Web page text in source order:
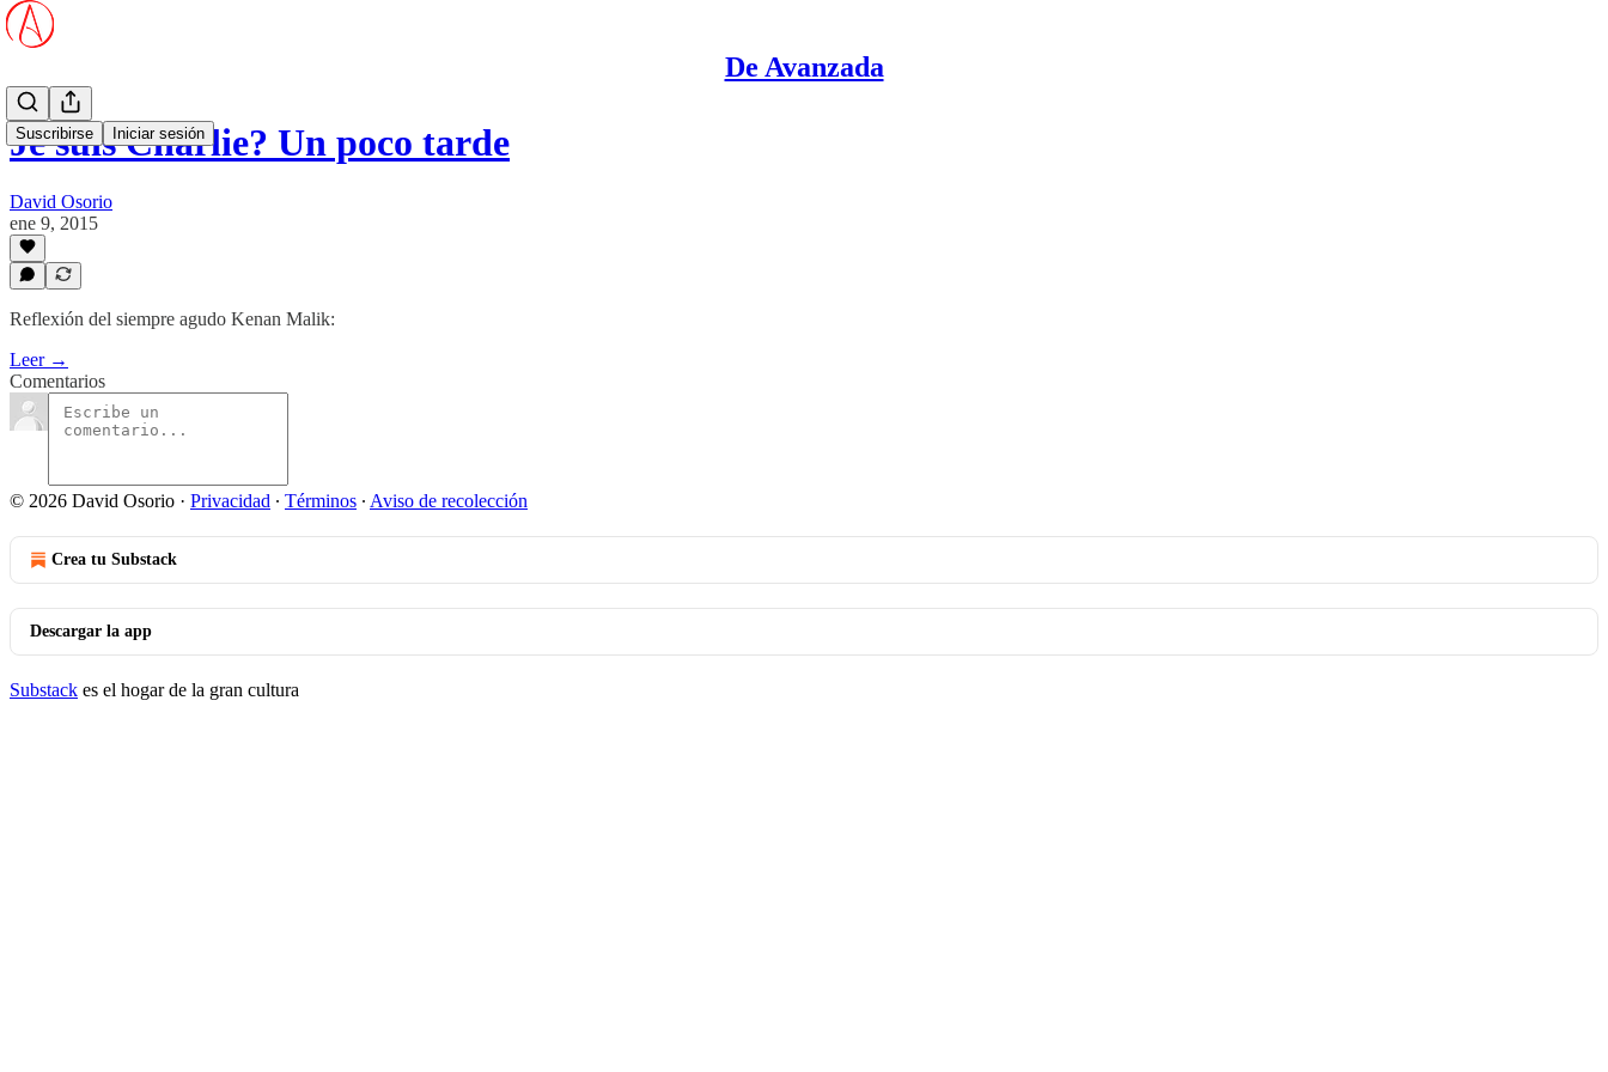
De Avanzada
Suscribirse Iniciar sesión
Je suis Charlie? Un poco tarde
David Osorio
ene 9, 2015
Reflexión del siempre agudo Kenan Malik:
Leer →
Comentarios
© 2026 David Osorio · Privacidad ∙ Términos ∙ Aviso de recolección
Crea tu Substack
Descargar la app
Substack es el hogar de la gran cultura